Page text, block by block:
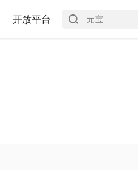
开放平台